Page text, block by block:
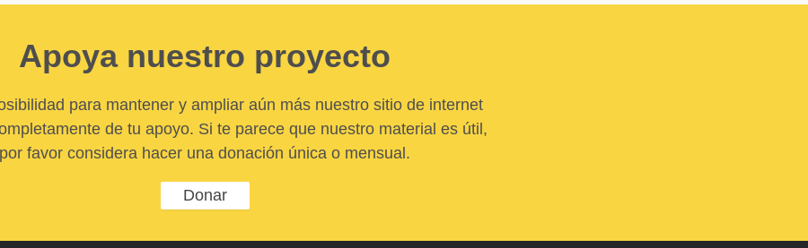
Apoya nuestro proyecto
para mantener y ampliar aún más nuestro sitio de internet
de tu apoyo. Si te parece que nuestro material es útil,
por favor considera hacer una donación única o mensual.
Donar